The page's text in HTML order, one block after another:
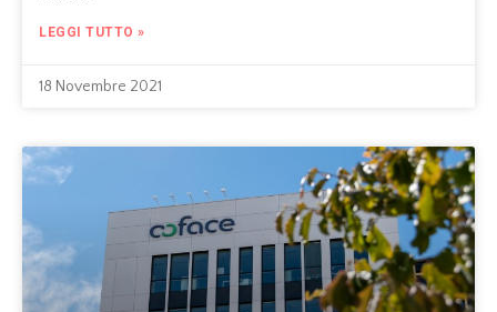
LEGGI TUTTO »
18 Novembre 2021